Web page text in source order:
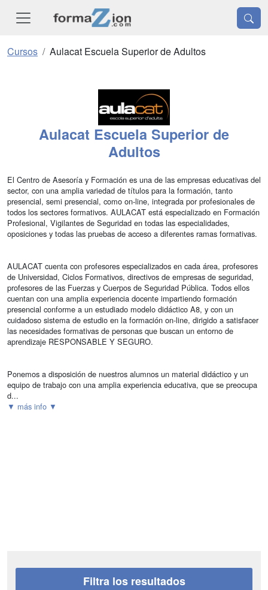
Cursos Aulacat Escuela Superior de Adultos
Aulacat Escuela Superior de
Adultos
El Centro de Asesoría y Formación es una de las empresas educativas del
sector, con una amplia variedad de títulos para la formación, tanto
presencial, semi presencial, como on-line, integrada por profesionales de
todos los sectores formativos. AULACAT está especializado en Formación
Profesional, Vigilantes de Seguridad en todas las especialidades,
oposiciones y todas las pruebas de acceso a diferentes ramas formativas.
AULACAT cuenta con profesores especializados en cada área, profesores
de Universidad, Ciclos Formativos, directivos de empresas de seguridad,
profesores de las Fuerzas y Cuerpos de Seguridad Pública. Todos ellos
cuentan con una amplia experiencia docente impartiendo formación
presencial conforme a un estudiado modelo didáctico A8, y con un
cuidadoso sistema de estudio en la formación on-line, dirigido a satisfacer
las necesidades formativas de personas que buscan un entorno de
aprendizaje RESPONSABLE Y SEGURO.
Ponemos a disposición de nuestros alumnos un material didáctico y un
equipo de trabajo con una amplia experiencia educativa, que se preocupa
d...
▼ más info ▼
Filtra los resultados